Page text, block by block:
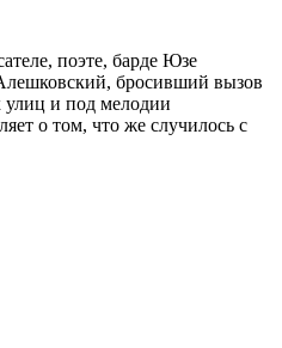
поэте, барде Юзе
бросивший вызов
улиц и под мелодии
о том, что же случилось с